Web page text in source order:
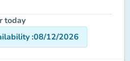
today
:08/12/2026